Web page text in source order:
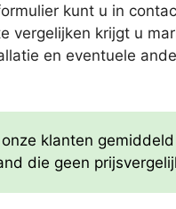
kunt u in
vergelijken krijgt u
en eventuele
klanten
die geen